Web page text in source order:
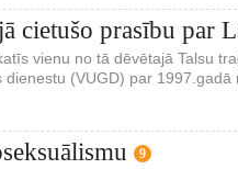
cietušo prasību par
vienu no tā dēvētajā Talsu
(VUGD) par
9